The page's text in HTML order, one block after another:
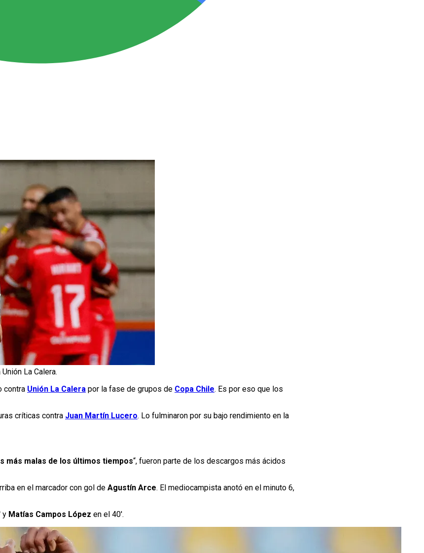
La Calera.
contra Unión La Calera por la fase de grupos de Copa Chile. Es por eso que los
críticas contra Juan Martín Lucero. Lo fulminaron por su bajo rendimiento en la
más malas de los últimos tiempos“, fueron parte de los descargos más ácidos
en el marcador con gol de Agustín Arce. El mediocampista anotó en el minuto 6,
y Matías Campos López en el 40′.